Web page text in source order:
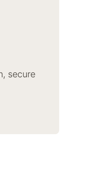
secure